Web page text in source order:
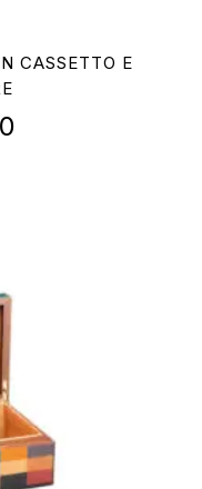
CASSETTO E